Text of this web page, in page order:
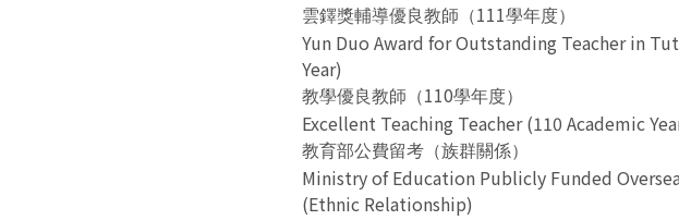
雲鐸獎輔導優良教師（111學年度）
Yun Duo Award for Outstanding Teacher in
Year)
教學優良教師（110學年度）
Excellent Teaching Teacher (110 Academic
教育部公費留考（族群關係）
Ministry of Education Publicly Funded
(Ethnic Relationship)